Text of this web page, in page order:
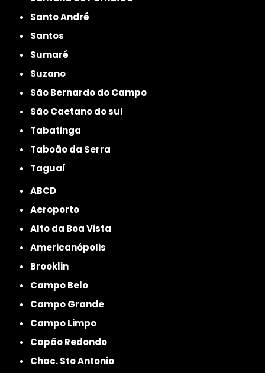
Santo André
Santos
Sumaré
Suzano
São Bernardo do Campo
São Caetano do sul
Tabatinga
Taboão da Serra
Taguaí
ABCD
Aeroporto
Alto da Boa Vista
Americanópolis
Brooklin
Campo Belo
Campo Grande
Campo Limpo
Capão Redondo
Chac. Sto Antonio